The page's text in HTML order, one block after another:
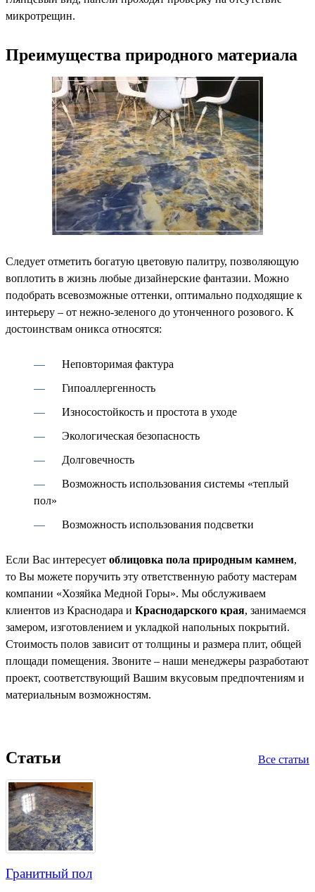
микротрещин.
Преимущества природного материала
Следует отметить богатую цветовую палитру, позволяющую
воплотить в жизнь любые дизайнерские фантазии. Можно
подобрать всевозможные оттенки, оптимально подходящие к
интерьеру – от нежно-зеленого до утонченного розового. К
достоинствам оникса относятся:
Неповторимая фактура
Гипоаллергенность
Износостойкость и простота в уходе
Экологическая безопасность
Долговечность
Возможность использования системы «теплый
пол»
Возможность использования подсветки
Если Вас интересует облицовка пола природным камнем,
то Вы можете поручить эту ответственную работу мастерам
компании «Хозяйка Медной Горы». Мы обслуживаем
клиентов из Краснодара и Краснодарского края, занимаемся
замером, изготовлением и укладкой напольных покрытий.
Стоимость полов зависит от толщины и размера плит, общей
площади помещения. Звоните – наши менеджеры разработают
проект, соответствующий Вашим вкусовым предпочтениям и
материальным возможностям.
Статьи Все статьи
Гранитный пол